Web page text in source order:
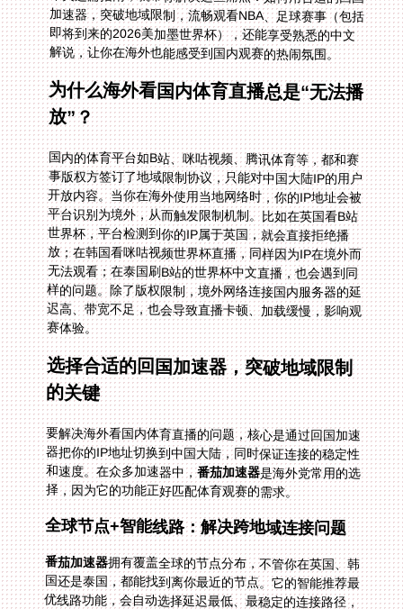
解说，让你在海外也能感受到国内观赛的热闹氛围。
为什么海外看国内体育直播总是“无法播
放”？
国内的体育平台如B站、咪咕视频、腾讯体育等，都和赛
事版权方签订了地域限制协议，只能对中国大陆IP的用户
开放内容。当你在海外使用当地网络时，你的IP地址会被
平台识别为境外，从而触发限制机制。比如在英国看B站
世界杯，平台检测到你的IP属于英国，就会直接拒绝播
放；在韩国看咪咕视频世界杯直播，同样因为IP在境外而
无法观看；在泰国刷B站的世界杯中文直播，也会遇到同
样的问题。除了版权限制，境外网络连接国内服务器的延
迟高、带宽不足，也会导致直播卡顿、加载缓慢，影响观
赛体验。
选择合适的回国加速器，突破地域限制
的关键
要解决海外看国内体育直播的问题，核心是通过回国加速
器把你的IP地址切换到中国大陆，同时保证连接的稳定性
和速度。在众多加速器中，番茄加速器是海外党常用的选
择，因为它的功能正好匹配体育观赛的需求。
全球节点+智能线路：解决跨地域连接问题
番茄加速器拥有覆盖全球的节点分布，不管你在英国、韩
国还是泰国，都能找到离你最近的节点。它的智能推荐最
优线路功能，会自动选择延迟最低、最稳定的连接路径，
比如在英国看B站世界杯时，加速器会优先连接到国内靠
近欧洲的服务器，让你快速突破地域限制，打开直播就能